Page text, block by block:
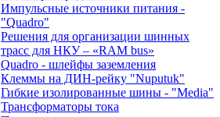
Импульсные источники питания -
"Quadro"
Решения для организации шинных
трасс для НКУ – «RAM bus»
Quadro - шлейфы заземления
Клеммы на ДИН-рейку "Nuputuk"
Гибкие изолированные шины - "Media"
Трансформаторы тока